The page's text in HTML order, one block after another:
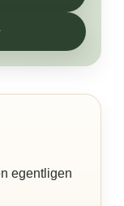
egentligen